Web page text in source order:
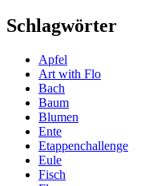
Schlagwörter
Apfel
Art with Flo
Bach
Baum
Blumen
Ente
Etappenchallenge
Eule
Fisch